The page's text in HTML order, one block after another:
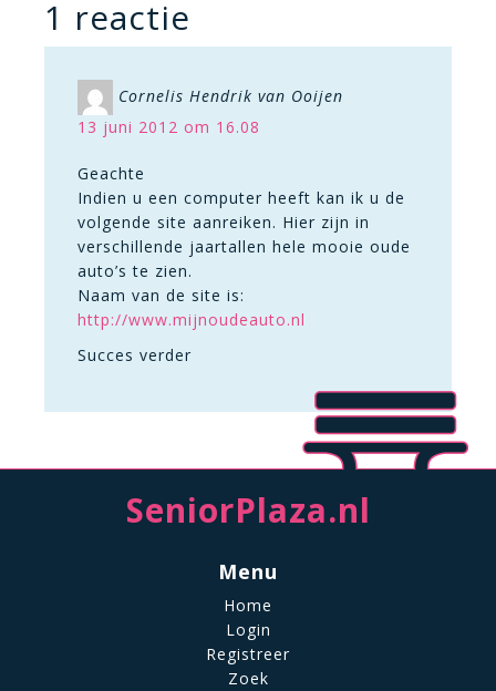
1 reactie
Cornelis Hendrik van Ooijen
13 juni 2012 om 16.08
Geachte
Indien u een computer heeft kan ik u de
volgende site aanreiken. Hier zijn in
verschillende jaartallen hele mooie oude
auto’s te zien.
Naam van de site is:
http://www.mijnoudeauto.nl
Succes verder
SeniorPlaza.nl
Menu
Home
Login
Registreer
Zoek